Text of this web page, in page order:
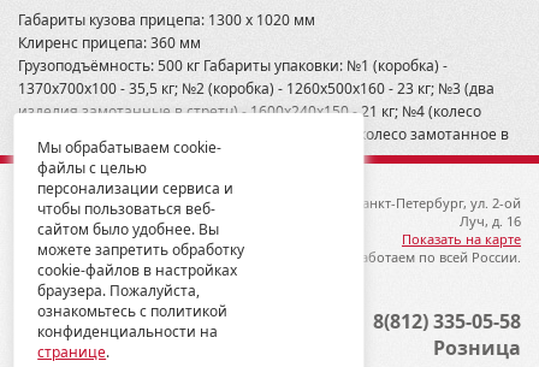
GUEPARD 850/800/650
Gladiator 500/550
Grizzly 350
Grizzly 700 2016
Grizzly 450
Grizzly 660
Jumbo 700 MBX
KVF 750 2012-
Kingquad 750
Kingquad 750 2006-2018
Kodiak
LEOPARD YL 650/600
Габариты кузова прицепа: 1300 х 1020 мм
Клиренс прицепа: 360 мм
Грузоподъёмность: 500 кг Габариты упаковки: №1 (коробка) -
1370х700х100 - 35,5 кг; №2 (коробка) - 1260х500х160 - 23 кг; №3 (два
изделия замотанные в стретч) - 1600х240х150 - 21 кг; №4 (колесо
замотанное в стретч) - 680х680х200 - 17 кг; №5 (колесо замотанное в
стретч) - 680х680х200 - 17 кг. Общ вес: 113,5 кг
© 2012-2026 ГК Металлопродукция
192019, Санкт-Петербург, ул. 2-ой
Луч, д. 16
Показать на карте
Мы работаем по всей России.
8(812) 335-05-58
Розница
Мы обрабатываем cookie-
файлы с целью
персонализации сервиса и
чтобы пользоваться веб-
сайтом было удобнее. Вы
можете запретить обработку
cookie-файлов в настройках
браузера. Пожалуйста,
ознакомьтесь с политикой
конфиденциальности на
странице.